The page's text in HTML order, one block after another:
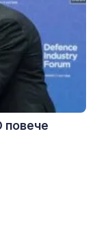
повече